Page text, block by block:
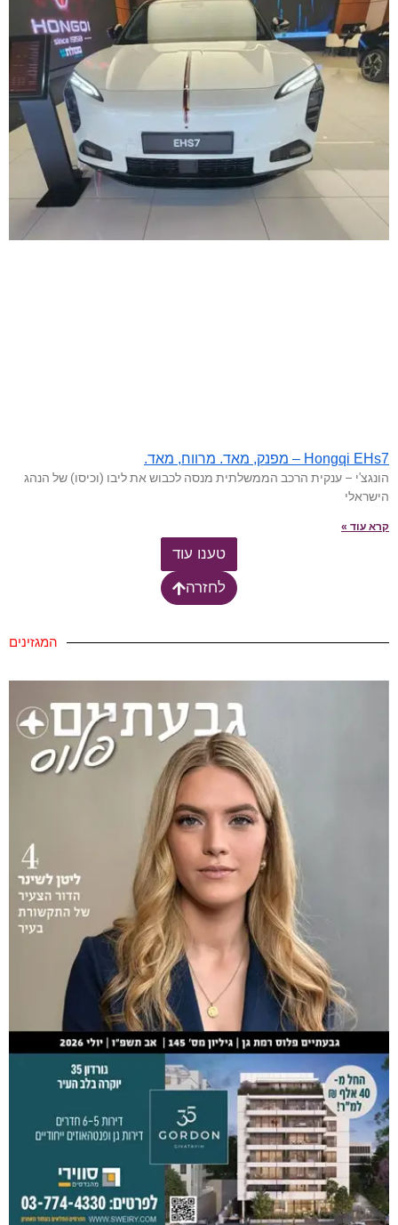
Hongqi EHs7 – מפנק, מאד. מרווח, מאד.
הונגצ'י – ענקית הרכב הממשלתית מנסה לכבוש את ליבו (וכיסו) של הנהג
הישראלי
קרא עוד »
טענו עוד
לחזרה
המגזינים